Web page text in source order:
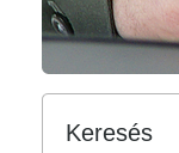
Keresés